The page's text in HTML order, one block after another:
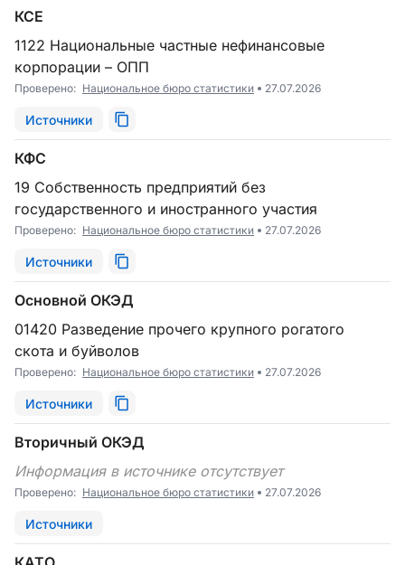
КСЕ
1122 Национальные частные нефинансовые
корпорации – ОПП
Проверено: Национальное бюро статистики 27.07.2026
Источники
КФС
19 Собственность предприятий без
государственного и иностранного участия
Проверено: Национальное бюро статистики 27.07.2026
Источники
Основной ОКЭД
01420 Разведение прочего крупного рогатого
скота и буйволов
Проверено: Национальное бюро статистики 27.07.2026
Источники
Вторичный ОКЭД
Информация в источнике отсутствует
Проверено: Национальное бюро статистики 27.07.2026
Источники